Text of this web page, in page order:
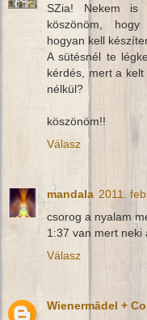
SZia! Nekem is
köszönöm, hogy
hogyan kell
A sütésnél te
kérdés, mert a
nélkül?
köszönöm!!
Válasz
mandala 2011.
csorog a nyalam
1:37 van mert neki
Válasz
Wienermädel + Co